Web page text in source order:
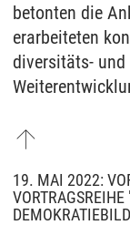
betonten die
erarbeiteten
diversitäts-
19. MAI 2022: